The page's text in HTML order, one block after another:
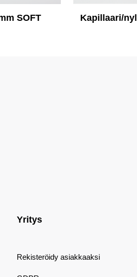
SOFT Kapillaari/
Yritys
Rekisteröidy asiakkaaksi